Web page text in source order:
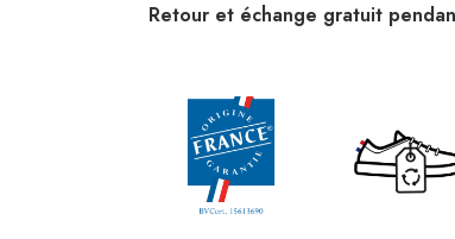
Retour et échange gratuit